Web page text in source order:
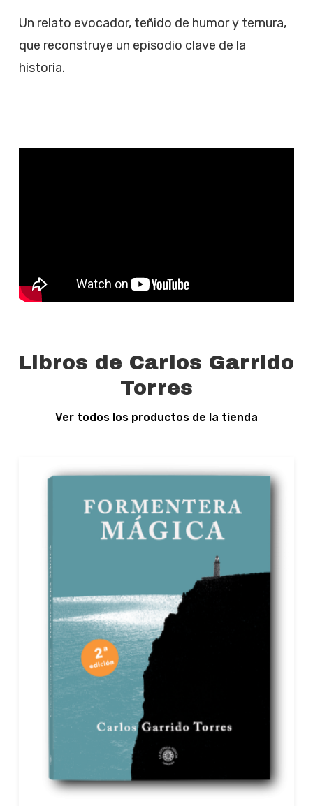
Un relato evocador, teñido de humor y ternura,
que reconstruye un episodio clave de la
historia.
Libros de Carlos Garrido
Torres
Ver todos los productos de la tienda